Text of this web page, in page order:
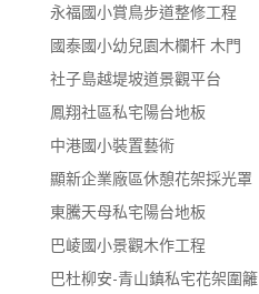
永福國小賞鳥步道整修工程
國泰國小幼兒園木欄杆 木門
社子島越堤坡道景觀平台
鳳翔社區私宅陽台地板
中港國小裝置藝術
顯新企業廠區休憩花架採光罩
東騰天母私宅陽台地板
巴崚國小景觀木作工程
巴杜柳安-青山鎮私宅花架圍籬